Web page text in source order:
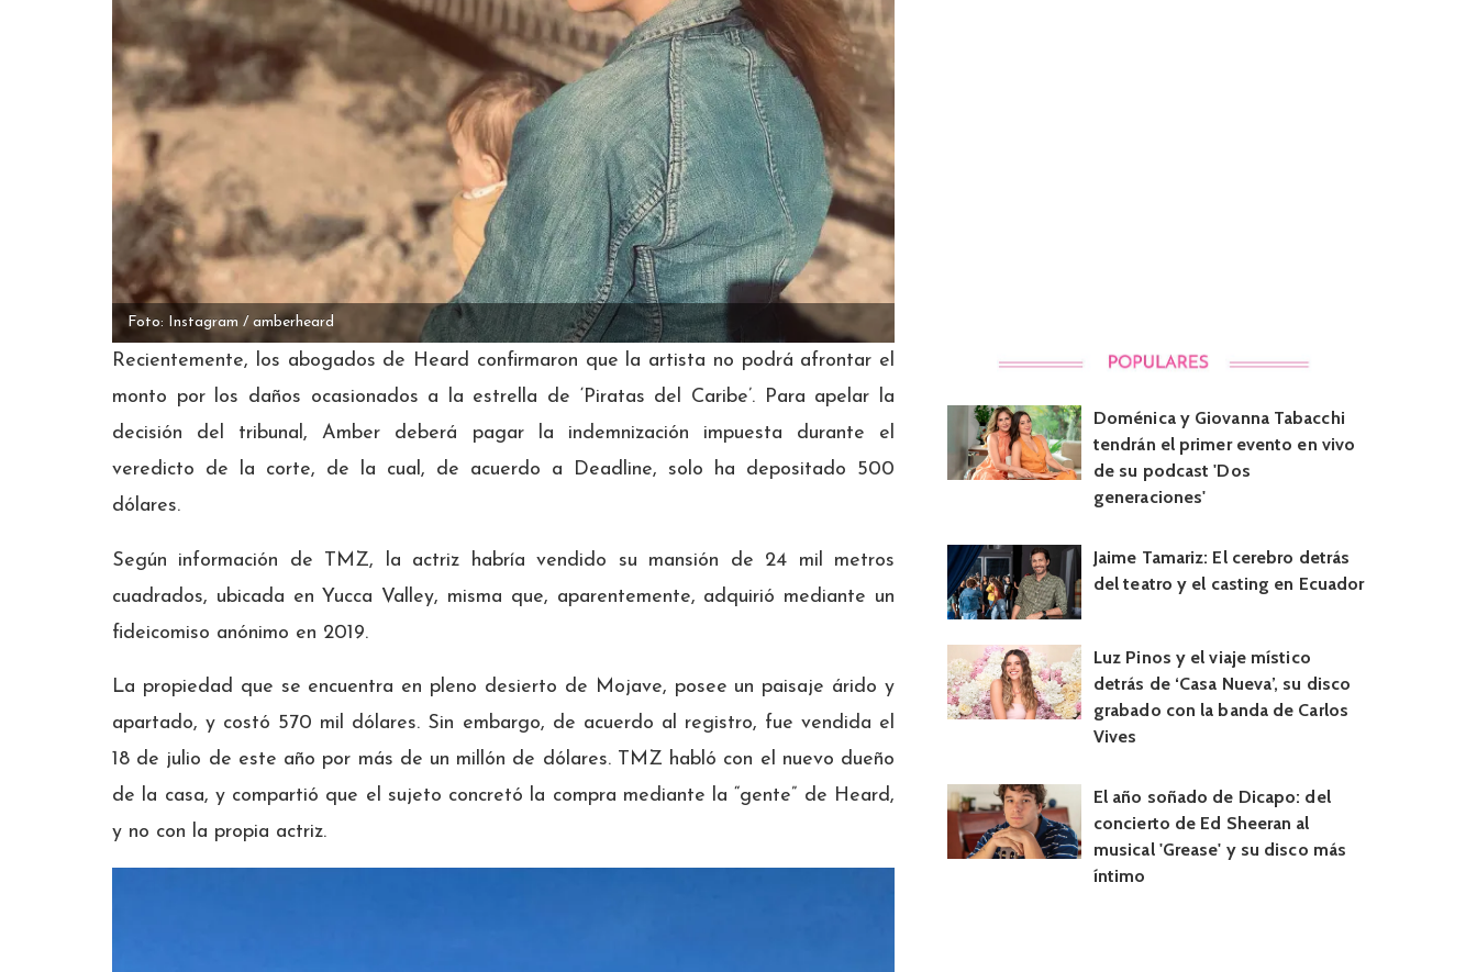
Foto: Instagram / amberheard
Recientemente, los abogados de Heard confirmaron que la artista no podrá afrontar el
monto por los daños ocasionados a la estrella de ‘Piratas del Caribe’. Para apelar la
decisión del tribunal, Amber deberá pagar la indemnización impuesta durante el
veredicto de la corte, de la cual, de acuerdo a Deadline, solo ha depositado 500
dólares.
Según información de TMZ, la actriz habría vendido su mansión de 24 mil metros
cuadrados, ubicada en Yucca Valley, misma que, aparentemente, adquirió mediante un
fideicomiso anónimo en 2019.
La propiedad que se encuentra en pleno desierto de Mojave, posee un paisaje árido y
apartado, y costó 570 mil dólares. Sin embargo, de acuerdo al registro, fue vendida el
18 de julio de este año por más de un millón de dólares. TMZ habló con el nuevo dueño
de la casa, y compartió que el sujeto concretó la compra mediante la “gente” de Heard,
y no con la propia actriz.
Doménica y Giovanna Tabacchi
tendrán el primer evento en vivo
de su podcast 'Dos
generaciones'
Jaime Tamariz: El cerebro detrás
del teatro y el casting en Ecuador
Luz Pinos y el viaje místico
detrás de ‘Casa Nueva’, su disco
grabado con la banda de Carlos
Vives
El año soñado de Dicapo: del
concierto de Ed Sheeran al
musical 'Grease' y su disco más
íntimo